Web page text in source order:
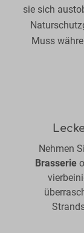
sie sich
Muss
Nehmen
Brasserie